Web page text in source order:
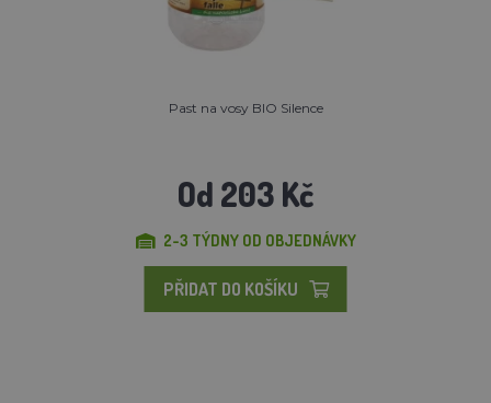
Past na vosy BIO Silence
Od 203 Kč
2-3 TÝDNY OD OBJEDNÁVKY
PŘIDAT DO KOŠÍKU